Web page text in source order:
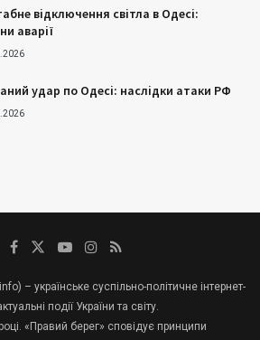
відключення світла в Одесі:
аварії
удар по Одесі: наслідки атаки РФ
– українське суспільно-політичне інтернет-
події України та світу.
«Правий берег» сповідує принципи